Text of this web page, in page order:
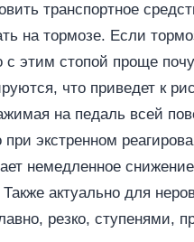
транспортное
на тормозе. Если
этим стопой проще
что приведет к
на педаль всей
экстренном
немедленное
Также актуально для
резко, ступенями,